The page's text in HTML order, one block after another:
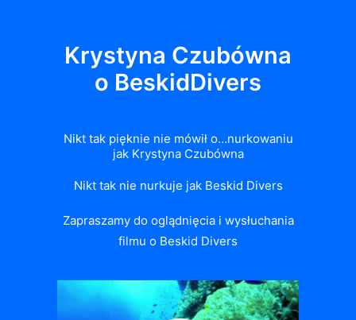
Krystyna Czubówna
o BeskidDivers
Nikt tak pięknie nie mówił o…nurkowaniu
jak Krystyna Czubówna
Nikt tak nie nurkuje jak Beskid Divers
Zapraszamy do oglądnięcia i wysłuchania
filmu o Beskid Divers